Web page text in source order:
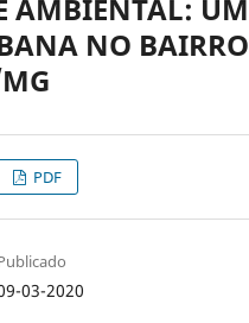
AMBIENTAL: UM
NO BAIRRO
PDF
03-2020